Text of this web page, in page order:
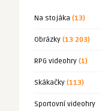
Na stojáka (13)
Obrázky (13 203)
RPG videohry (1)
Skákačky (113)
Sportovní videohry